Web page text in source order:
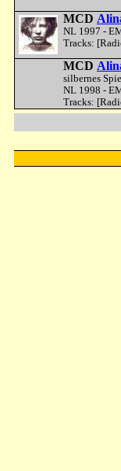
MCD
NL 1997 -
Tracks:
MCD
silbernes
NL 1998 -
Tracks: